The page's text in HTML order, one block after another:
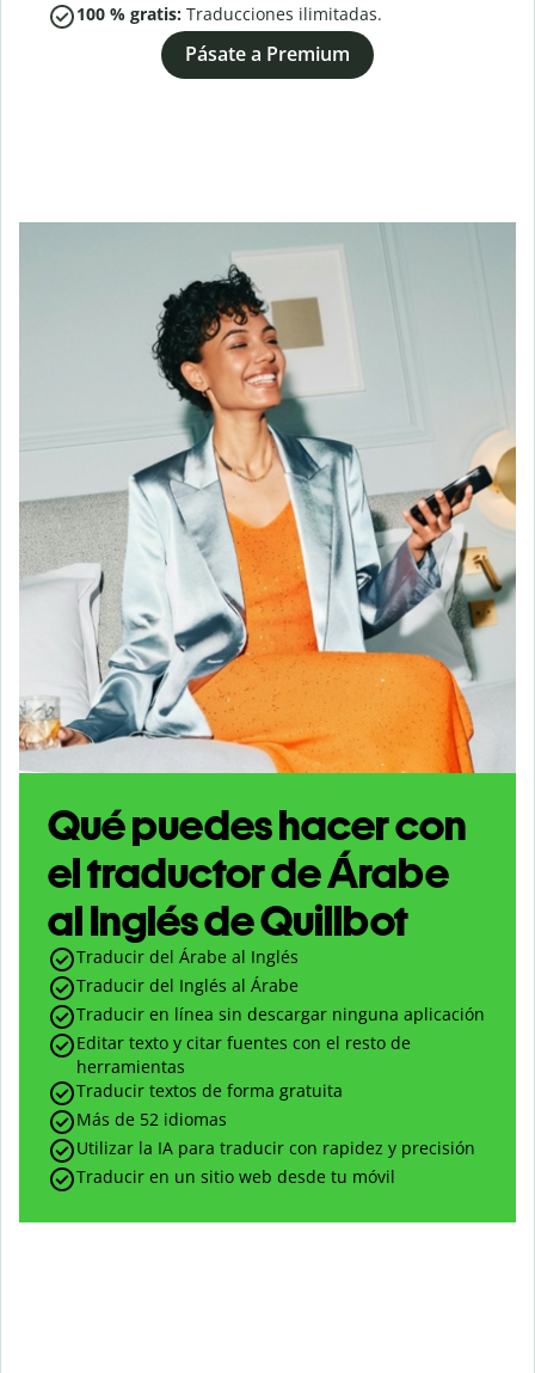
100 % gratis: Traducciones ilimitadas.
Pásate a Premium
Qué puedes hacer con
el traductor de Árabe
al Inglés de Quillbot
Traducir del Árabe al Inglés
Traducir del Inglés al Árabe
Traducir en línea sin descargar ninguna aplicación
Editar texto y citar fuentes con el resto de
herramientas
Traducir textos de forma gratuita
Más de 52 idiomas
Utilizar la IA para traducir con rapidez y precisión
Traducir en un sitio web desde tu móvil